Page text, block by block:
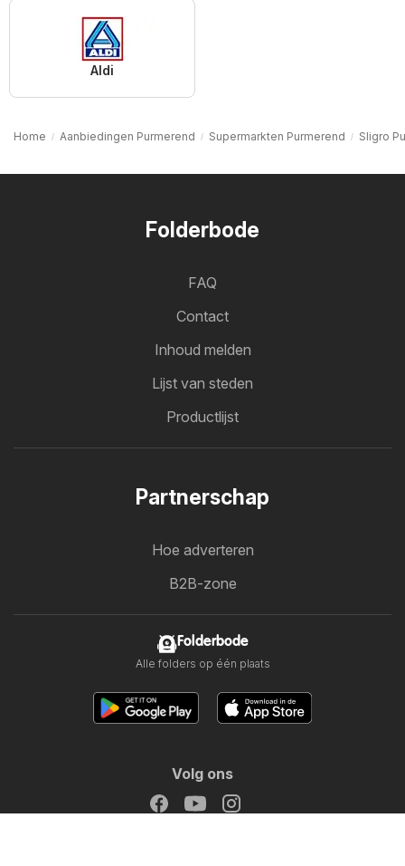
Aldi
Home Aanbiedingen Purmerend Supermarkten Purmerend Sligro
Folderbode
FAQ
Contact
Inhoud melden
Lijst van steden
Productlijst
Partnerschap
Hoe adverteren
B2B-zone
Folderbode
Alle folders op één plaats
Volg ons